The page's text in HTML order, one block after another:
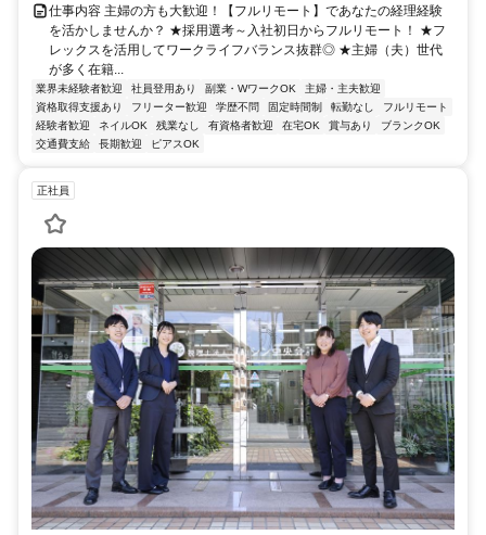
仕事内容 主婦の方も大歓迎！【フルリモート】であなたの経理経験
を活かしませんか？ ★採用選考～入社初日からフルリモート！ ★フ
レックスを活用してワークライフバランス抜群◎ ★主婦（夫）世代
が多く在籍...
業界未経験者歓迎 社員登用あり 副業・WワークOK
主婦・主夫歓迎
資格取得支援あり
フリーター歓迎 学歴不問 固定時間制 転勤なし
フルリモート
経験者歓迎
ネイルOK 残業なし 有資格者歓迎 在宅OK 賞与あり
ブランクOK
交通費支給
長期歓迎 ピアスOK
正社員